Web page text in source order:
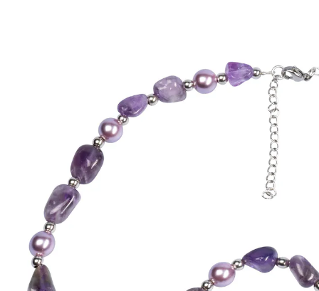
In den Warenkorb
Jetzt vorbestellen - bald lieferbar
In der Ruhe liegt die Kraft!
schimmernde Muschelkernperlen
versilberte Zwischenkugeln
edler Amethyst-Quarz
Die filigrane Kette und das passende elastische